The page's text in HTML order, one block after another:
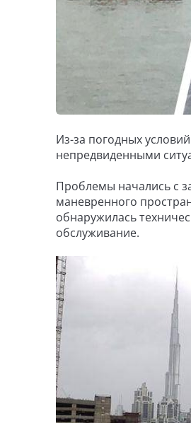
Из-за погодных
непредвиденными
Проблемы начались с
маневренного
обнаружилась
обслуживание.